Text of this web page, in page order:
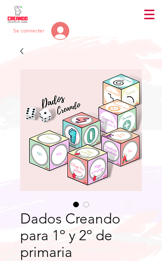
Se connecter
Dados Creando
para 1º y 2º de
primaria